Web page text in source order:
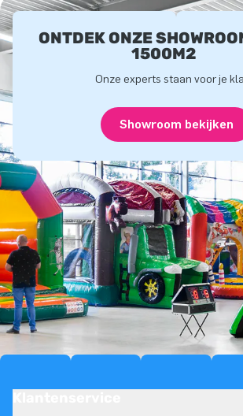
ONTDEK ONZE
1500M2
Onze experts staan voor je
Showroom bekijken